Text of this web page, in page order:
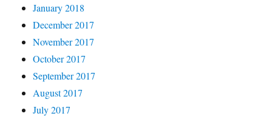
January 2018
December 2017
November 2017
October 2017
September 2017
August 2017
July 2017